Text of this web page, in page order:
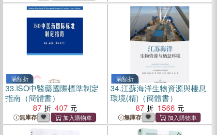
滿額折
33.ISO中醫藥國際標準制定
指南（簡體書）
87
407
無庫存
滿額折
34.江蘇海洋生物資源與棲息
環境(精)（簡體書）
87
1566
無庫存